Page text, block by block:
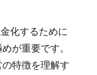
化するために
が重要です。
特徴を理解す